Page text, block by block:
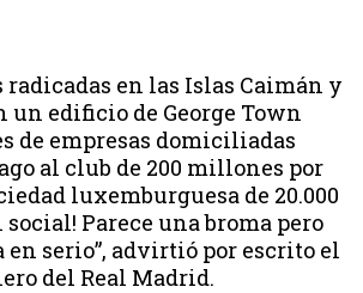
radicadas en las Islas Caimán y
edificio de George Town
de empresas domiciliadas
al club de 200 millones por
luxemburguesa de 20.000
Parece una broma pero
en serio”, advirtió por escrito el
del Real Madrid.